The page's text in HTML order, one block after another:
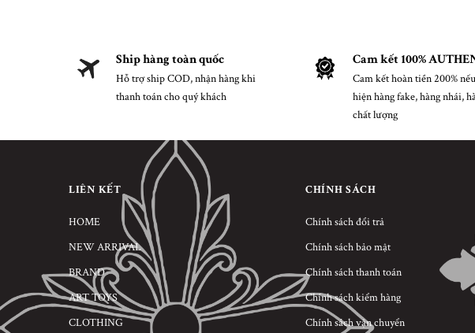
Ship hàng toàn quốc
Hỗ trợ ship COD, nhận hàng khi
thanh toán cho quý khách
Cam kết 100%
Cam kết hoàn tiền 200%
hiện hàng fake, hàng nhái,
chất lượng
LIÊN KẾT
HOME
NEW ARRIVAL
BRAND
ART TOYS
CLOTHING
CHÍNH SÁCH
Chính sách đổi trả
Chính sách bảo mật
Chính sách thanh toán
Chính sách kiểm hàng
Chính sách vận chuyển